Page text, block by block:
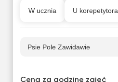
Studia zagraniczne
Szkola średnia (profil
W ucznia U korepetytora
Psie Pole Zawidawie
Cena za godzinę zajęć